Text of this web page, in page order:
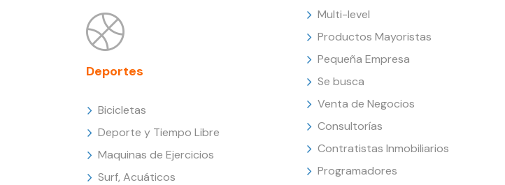
Deportes
Bicicletas
Deporte y Tiempo Libre
Maquinas de Ejercicios
Surf, Acuáticos
Multi-level
Productos Mayoristas
Pequeña Empresa
Se busca
Venta de Negocios
Consultorías
Contratistas Inmobiliarios
Programadores